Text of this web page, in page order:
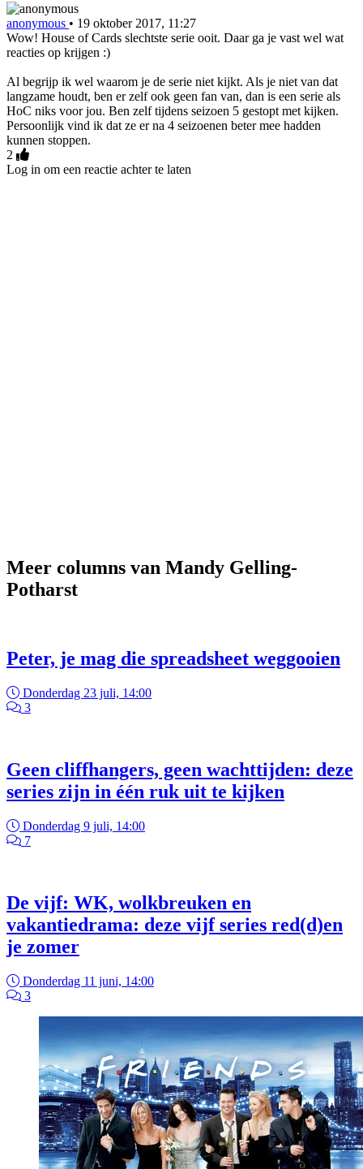
anonymous • 19 oktober 2017, 11:27
Wow! House of Cards slechtste serie ooit. Daar ga je vast wel wat
reacties op krijgen :)
Al begrijp ik wel waarom je de serie niet kijkt. Als je niet van dat
langzame houdt, ben er zelf ook geen fan van, dan is een serie als
HoC niks voor jou. Ben zelf tijdens seizoen 5 gestopt met kijken.
Persoonlijk vind ik dat ze er na 4 seizoenen beter mee hadden
kunnen stoppen.
2
Log in om een reactie achter te laten
Meer columns van Mandy Gelling-
Potharst
Peter, je mag die spreadsheet weggooien
Donderdag 23 juli, 14:00
3
Geen cliffhangers, geen wachttijden: deze
series zijn in één ruk uit te kijken
Donderdag 9 juli, 14:00
7
De vijf: WK, wolkbreuken en
vakantiedrama: deze vijf series red(d)en
je zomer
Donderdag 11 juni, 14:00
3